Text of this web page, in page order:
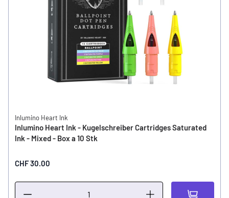
Inlumino Heart Ink
Inlumino Heart Ink - Kugelschreiber Cartridges Saturated
Ink - Mixed - Box a 10 Stk
CHF 30.00